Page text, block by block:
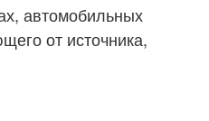
автомобильных
от источника,